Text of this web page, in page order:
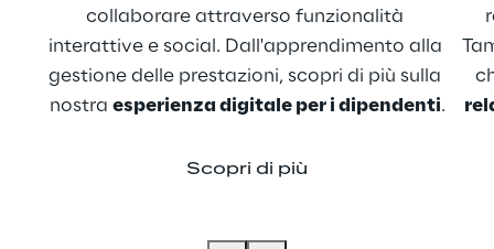
collaborare attraverso funzionalità
interattive e social. Dall'apprendimento alla
gestione delle prestazioni, scopri di più sulla
nostra esperienza digitale per i dipendenti.
Scopri di più